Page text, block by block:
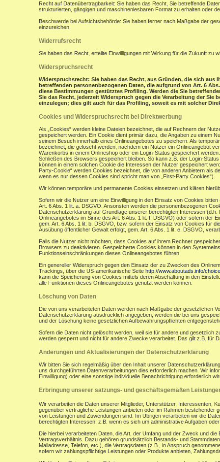
Recht auf Datenübertragbarkeit: Sie haben das Recht, Sie betreffende
strukturierten, gängigen und maschinenlesbaren Format zu erhalten oder
Beschwerde bei Aufsichtsbehörde: Sie haben ferner nach Maßgabe der
einzureichen.
Widerrufsrecht
Sie haben das Recht, erteilte Einwilligungen mit Wirkung für die Zukunft zu
Widerspruchsrecht
Widerspruchsrecht: Sie haben das Recht, aus Gründen, die sich aus
betreffenden personenbezogenen Daten, die aufgrund von Art. 6
diese Bestimmungen gestütztes Profiling. Werden die Sie
Sie das Recht, jederzeit Widerspruch gegen die Verarbeitung der
einzulegen; dies gilt auch für das Profiling, soweit es mit solcher
Cookies und Widerspruchsrecht bei Direktwerbung
Als „Cookies“ werden kleine Dateien bezeichnet, die auf Rechnern der
gespeichert werden. Ein Cookie dient primär dazu, die Angaben zu einem
seinem Besuch innerhalb eines Onlineangebotes zu speichern. Als
bezeichnet, die gelöscht werden, nachdem ein Nutzer ein Onlineangebot
Warenkorbs in einem Onlineshop oder ein Login-Status gespeichert
Schließen des Browsers gespeichert bleiben. So kann z.B. der Login-
können in einem solchen Cookie die Interessen der Nutzer gespeichert
Party-Cookie“ werden Cookies bezeichnet, die von anderen Anbietern als
wenn es nur dessen Cookies sind spricht man von „First-Party Cookies“).
Wir können temporäre und permanente Cookies einsetzen und klären
Sofern wir die Nutzer um eine Einwilligung in den Einsatz von Cookies
Art. 6 Abs. 1 lit. a. DSGVO. Ansonsten werden die personenbezogenen
Datenschutzerklärung auf Grundlage unserer berechtigten Interessen
Onlineangebotes im Sinne des Art. 6 Abs. 1 lit. f. DSGVO) oder sofern der
gem. Art. 6 Abs. 1 lit. b. DSGVO, bzw. sofern der Einsatz von Cookies für
Ausübung öffentlicher Gewalt erfolgt, gem. Art. 6 Abs. 1 lit. e. DSGVO,
Falls die Nutzer nicht möchten, dass Cookies auf ihrem Rechner
Browsers zu deaktivieren. Gespeicherte Cookies können in den
Funktionseinschränkungen dieses Onlineangebotes führen.
Ein genereller Widerspruch gegen den Einsatz der zu Zwecken des
Trackings, über die US-amerikanische Seite http://www.aboutads.info/
kann die Speicherung von Cookies mittels deren Abschaltung in den
alle Funktionen dieses Onlineangebotes genutzt werden können.
Löschung von Daten
Die von uns verarbeiteten Daten werden nach Maßgabe der gesetzlichen
Datenschutzerklärung ausdrücklich angegeben, werden die bei uns
und der Löschung keine gesetzlichen Aufbewahrungspflichten
Sofern die Daten nicht gelöscht werden, weil sie für andere und gesetzlich
werden gesperrt und nicht für andere Zwecke verarbeitet. Das gilt z.B. für
Änderungen und Aktualisierungen der Datenschutzerklärung
Wir bitten Sie sich regelmäßig über den Inhalt unserer
uns durchgeführten Datenverarbeitungen dies erforderlich machen. Wir
Einwilligung) oder eine sonstige individuelle Benachrichtigung erforderlich
Erbringung unserer satzungs- und geschäftsgemäßen
Wir verarbeiten die Daten unserer Mitglieder, Unterstützer, Interessenten,
gegenüber vertragliche Leistungen anbieten oder im Rahmen
von Leistungen und Zuwendungen sind. Im Übrigen verarbeiten wir die
berechtigten Interessen, z.B. wenn es sich um administrative Aufgaben
Die hierbei verarbeiteten Daten, die Art, der Umfang und der Zweck und
Vertragsverhältnis. Dazu gehören grundsätzlich Bestands- und
Mailadresse, Telefon, etc.), die Vertragsdaten (z.B., in Anspruch
sofern wir zahlungspflichtige Leistungen oder Produkte anbieten,